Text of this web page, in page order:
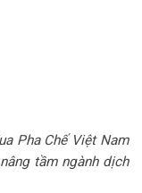
Pha Chế Việt Nam
tầm ngành dịch